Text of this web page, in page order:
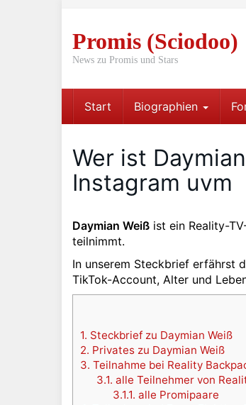
Promis (Sciodoo)
News zu Promis und Stars
Start Biographien
Wer ist
Instagram uvm
Daymian Weiß ist ein Reality-
teilnimmt.
In unserem Steckbrief erfährst
TikTok-Account, Alter und
1. Steckbrief zu Daymian Weiß
2. Privates zu Daymian Weiß
3. Teilnahme bei Reality
3.1. alle Teilnehmer von
3.1.1. alle Promipaare